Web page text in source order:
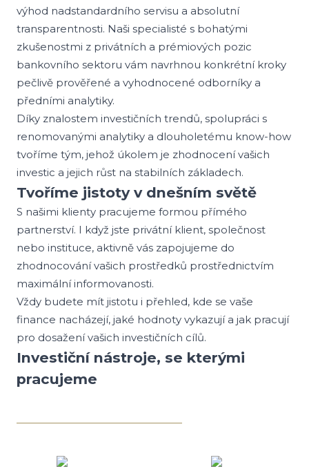
výhod nadstandardního servisu a absolutní
transparentnosti. Naši specialisté s bohatými
zkušenostmi z privátních a prémiových pozic
bankovního sektoru vám navrhnou konkrétní kroky
pečlivě prověřené a vyhodnocené odborníky a
předními analytiky.
Díky znalostem investičních trendů, spolupráci s
renomovanými analytiky a dlouholetému know-how
tvoříme tým, jehož úkolem je zhodnocení vašich
investic a jejich růst na stabilních základech.
Tvoříme jistoty v dnešním světě
S našimi klienty pracujeme formou přímého
partnerství. I když jste privátní klient, společnost
nebo instituce, aktivně vás zapojujeme do
zhodnocování vašich prostředků prostřednictvím
maximální informovanosti.
Vždy budete mít jistotu i přehled, kde se vaše
finance nacházejí, jaké hodnoty vykazují a jak pracují
pro dosažení vašich investičních cílů.
Investiční nástroje, se kterými
pracujeme